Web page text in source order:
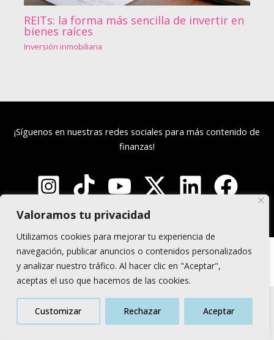
Valoramos tu privacidad
Utilizamos cookies para mejorar tu experiencia de
navegación, publicar anuncios o contenidos personalizados
y analizar nuestro tráfico. Al hacer clic en "Aceptar",
aceptas el uso que hacemos de las cookies.
Customizar Rechazar Aceptar
REITs: la forma más sencilla de invertir en
bienes raíces
Inversión inmobiliaria
¡Síguenos en nuestras redes sociales para más contenido de
finanzas!
Copyright © 2026Finanzas en Español
Política de Privacidad
Contacto para
cualquier duda